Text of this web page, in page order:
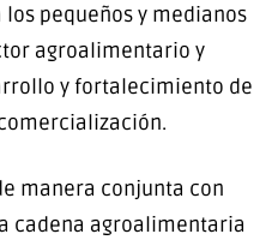
pequeños y medianos
agroalimentario y
y fortalecimiento de
manera conjunta con
cadena agroalimentaria